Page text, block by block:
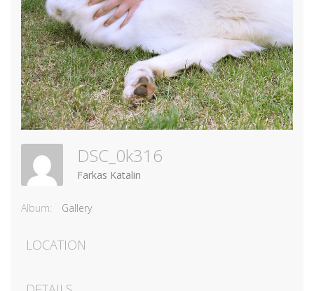
DSC_0k316
Farkas Katalin
Album: Gallery
LOCATION